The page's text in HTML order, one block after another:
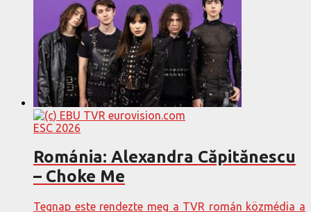
ESC 2026
Románia: Alexandra Căpitănescu
– Choke Me
Tegnap este rendezte meg a TVR román közmédia a